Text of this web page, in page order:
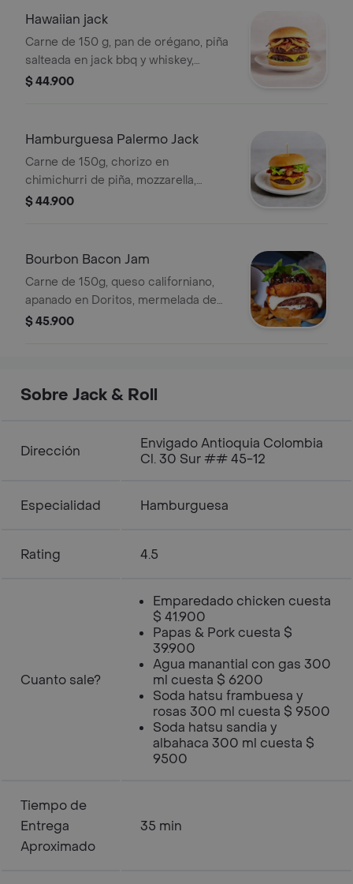
Hawaiian jack
Carne de 150 g, pan de orégano, piña
salteada en jack bbq y whiskey,
cebollitas crispy, mozzarella, cheddar,
$ 44.900
Hamburguesa Palermo Jack
Carne de 150g, chorizo en
chimichurri de piña, mozzarella,
cebolla caramelizada, tocineta
$ 44.900
Bourbon Bacon Jam
Carne de 150g, queso californiano,
apanado en Doritos, mermelada de
tocineta y Jack Honey, tártara de
$ 45.900
Sobre Jack & Roll
Dirección
Envigado Antioquia Colombia
Cl. 30 Sur ## 45-12
Especialidad Hamburguesa
Rating 4.5
Cuanto sale?
Emparedado chicken cuesta
$ 41.900
Papas & Pork cuesta $
39.900
Agua manantial con gas 300
ml cuesta $ 6200
Soda hatsu frambuesa y
rosas 300 ml cuesta $ 9500
Soda hatsu sandia y
albahaca 300 ml cuesta $
9500
Tiempo de
Entrega
Aproximado
35 min